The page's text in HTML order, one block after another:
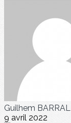
Guilhem BARRAL
9 avril 2022